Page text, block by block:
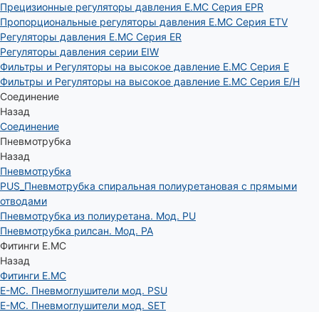
Прецизионные регуляторы давления E.MC Серия EPR
Пропорциональные регуляторы давления E.MC Серия ETV
Регуляторы давления E.MC Серия ER
Регуляторы давления серии EIW
Фильтры и Регуляторы на высокое давление E.MC Серия E
Фильтры и Регуляторы на высокое давление E.MC Серия E/H
Соединение
Назад
Соединение
Пневмотрубка
Назад
Пневмотрубка
PUS_Пневмотрубка спиральная полиуретановая с прямыми
отводами
Пневмотрубка из полиуретана. Мод. РU
Пневмотрубка рилсан. Мод. PA
Фитинги E.MC
Назад
Фитинги E.MC
E-MC. Пневмоглушители мод. PSU
E-MC. Пневмоглушители мод. SET